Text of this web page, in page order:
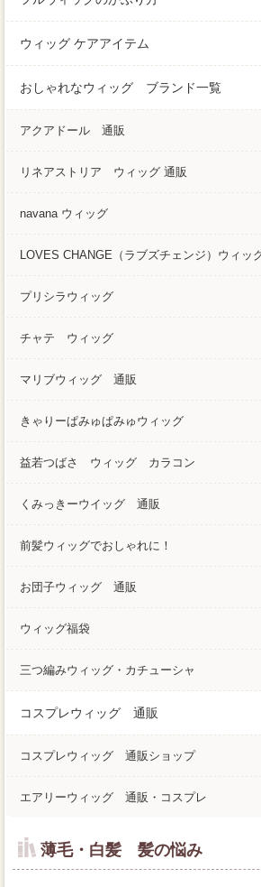
ウィッグ ケアアイテム
おしゃれなウィッグ ブランド一覧
アクアドール 通販
リネアストリア ウィッグ 通販
navana ウィッグ
LOVES CHANGE（ラブズチェンジ）ウィッ
プリシラウィッグ
チャテ ウィッグ
マリブウィッグ 通販
きゃりーぱみゅぱみゅウィッグ
益若つばさ ウィッグ カラコン
くみっきーウイッグ 通販
前髪ウィッグでおしゃれに！
お団子ウィッグ 通販
ウィッグ福袋
三つ編みウィッグ・カチューシャ
コスプレウィッグ 通販
コスプレウィッグ 通販ショップ
エアリーウィッグ 通販・コスプレ
薄毛・白髪 髪の悩み